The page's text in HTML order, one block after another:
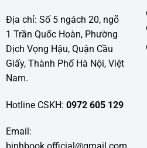
Địa chỉ: Số 5 ngách 20, ngõ
1 Trần Quốc Hoàn, Phường
Dịch Vọng Hậu, Quận Cầu
Giấy, Thành Phố Hà Nội, Việt
Nam.
Hotline CSKH: 0972 605 129
Email: